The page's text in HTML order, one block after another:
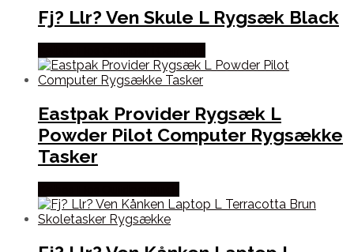
Fj? Llr? Ven Skule L Rygsæk Black
Eastpak Provider Rygsæk L
Powder Pilot Computer Rygsække
Tasker